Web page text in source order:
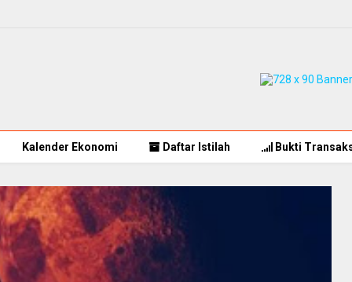
Kalender Ekonomi Daftar Istilah Bukti